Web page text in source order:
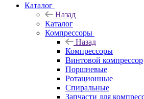
Каталог
Назад
Каталог
Компрессоры
Назад
Компрессоры
Винтовой компрессор
Поршневые
Ротационные
Спиральные
Запчасти для